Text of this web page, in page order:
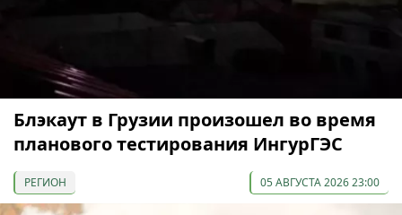
Блэкаут в Грузии произошел во время
планового тестирования ИнгурГЭС
РЕГИОН 05 АВГУСТА 2026 23:00